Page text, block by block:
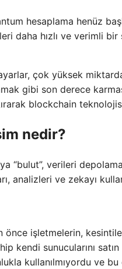
hesaplama henüz
daha hızlı ve verimli
çok yüksek
gibi son derece
blockchain
nedir?
“bulut”, verileri
analizleri ve zekayı
önce işletmelerin,
kendi sunucularını
kullanılmıyordu ve